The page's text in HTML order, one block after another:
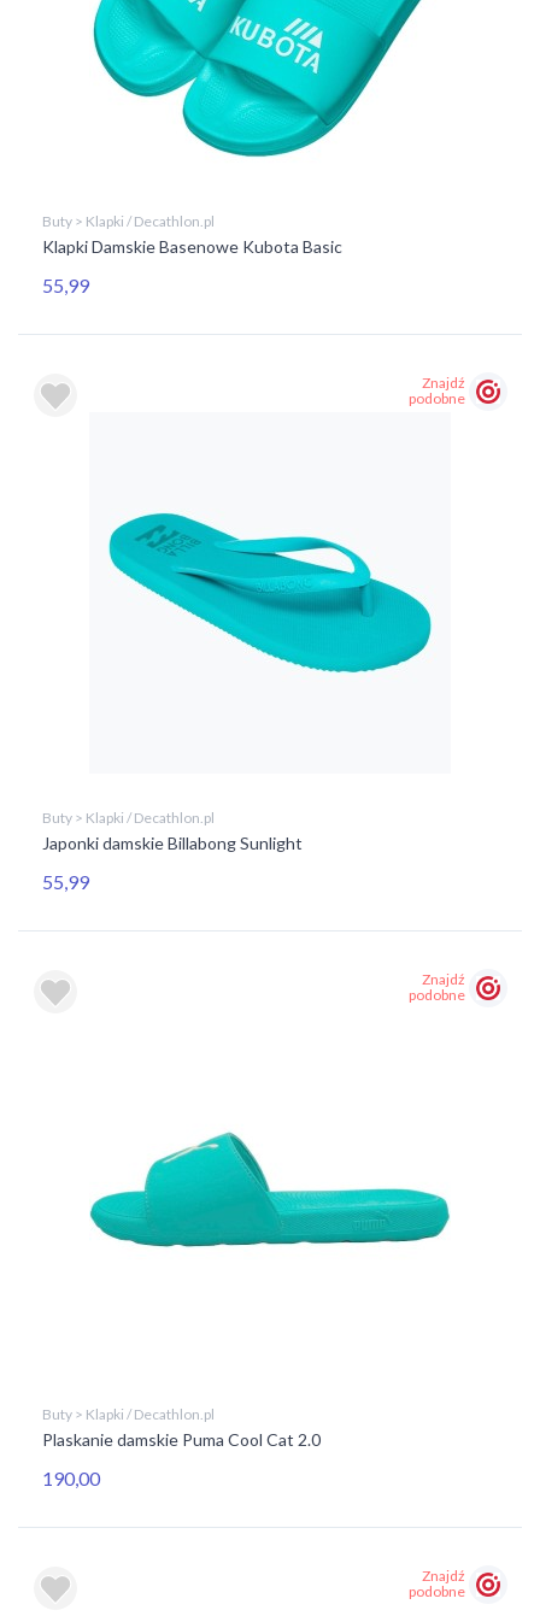
Buty > Klapki / Decathlon.pl
Klapki Damskie Basenowe Kubota Basic
55,99
Znajdź
podobne
Buty > Klapki / Decathlon.pl
Japonki damskie Billabong Sunlight
55,99
Znajdź
podobne
Buty > Klapki / Decathlon.pl
Plaskanie damskie Puma Cool Cat 2.0
190,00
Znajdź
podobne